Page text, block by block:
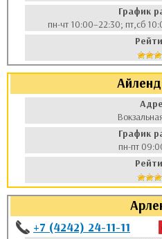
График
пн-чт 10:00–22:30; пт,сб
График
пн-пт
+7 (4242) 24-11-11